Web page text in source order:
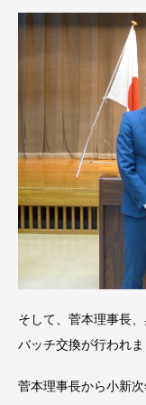
そして、菅本理事長
バッチ交換が行われま
菅本理事長から小新